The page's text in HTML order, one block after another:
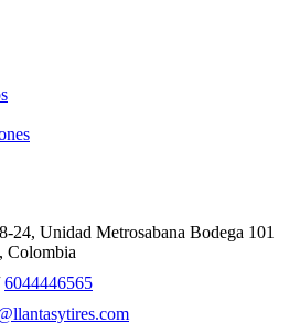
24, Unidad Metrosabana Bodega 101
, Colombia
6044446565